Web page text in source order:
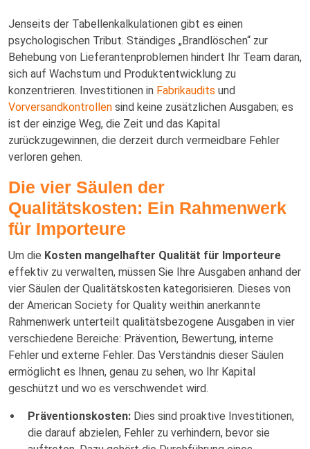
Jenseits der Tabellenkalkulationen gibt es einen
psychologischen Tribut. Ständiges „Brandlöschen“ zur
Behebung von Lieferantenproblemen hindert Ihr Team daran,
sich auf Wachstum und Produktentwicklung zu
konzentrieren. Investitionen in Fabrikaudits und
Vorversandkontrollen sind keine zusätzlichen Ausgaben; es
ist der einzige Weg, die Zeit und das Kapital
zurückzugewinnen, die derzeit durch vermeidbare Fehler
verloren gehen.
Die vier Säulen der
Qualitätskosten: Ein Rahmenwerk
für Importeure
Um die Kosten mangelhafter Qualität für Importeure
effektiv zu verwalten, müssen Sie Ihre Ausgaben anhand der
vier Säulen der Qualitätskosten kategorisieren. Dieses von
der American Society for Quality weithin anerkannte
Rahmenwerk unterteilt qualitätsbezogene Ausgaben in vier
verschiedene Bereiche: Prävention, Bewertung, interne
Fehler und externe Fehler. Das Verständnis dieser Säulen
ermöglicht es Ihnen, genau zu sehen, wo Ihr Kapital
geschützt und wo es verschwendet wird.
Präventionskosten: Dies sind proaktive Investitionen,
die darauf abzielen, Fehler zu verhindern, bevor sie